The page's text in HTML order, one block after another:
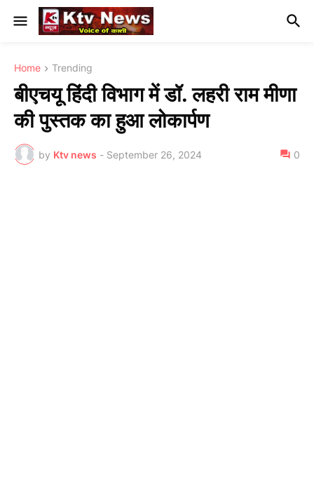
Home Trending
बीएचयू हिंदी विभाग में डॉ. लहरी राम मीणा
की पुस्तक का हुआ लोकार्पण
by Ktv news - September 26, 2024 0